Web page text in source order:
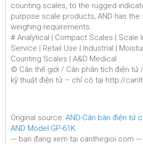
counting scales, to the rugged
purpose scale products, AND has
weighing requirements.
# Analytical | Compact Scales | Scale
Service | Retail Use | Industrial |
Counting Scales | A&D Medical
© Cân thế giới / Cân phân tích điện tử
kỹ thuật điện tử – chỉ có tại http://
Original source: AND-Cân bàn điện tử
AND Model GP-61K
--- bạn đang xem tại canthegioi.com ---